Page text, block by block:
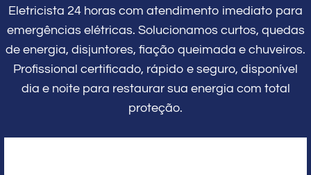
Eletricista 24 horas com atendimento imediato para
emergências elétricas. Solucionamos curtos, quedas
de energia, disjuntores, fiação queimada e chuveiros.
Profissional certificado, rápido e seguro, disponível
dia e noite para restaurar sua energia com total
proteção.